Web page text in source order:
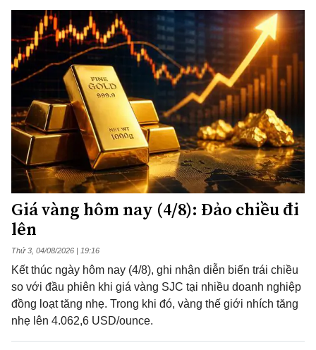
Giá vàng hôm nay (4/8): Đảo chiều đi
lên
Thứ 3, 04/08/2026 | 19:16
Kết thúc ngày hôm nay (4/8), ghi nhận diễn biến trái chiều
so với đầu phiên khi giá vàng SJC tại nhiều doanh nghiệp
đồng loạt tăng nhẹ. Trong khi đó, vàng thế giới nhích tăng
nhẹ lên 4.062,6 USD/ounce.